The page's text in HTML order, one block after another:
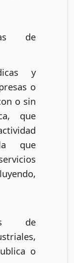
de
y
o
o sin
que
que
de
o